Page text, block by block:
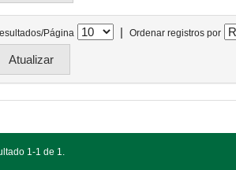
Página | Ordenar registros por
1-1 de 1.